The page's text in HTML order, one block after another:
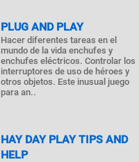
PLUG AND PLAY
Hacer diferentes tareas en el
mundo de la vida enchufes y
enchufes eléctricos. Controlar los
interruptores de uso de héroes y
otros objetos. Este inusual juego
para an..
HAY DAY PLAY TIPS AND
HELP